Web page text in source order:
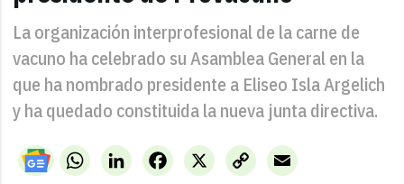
La organización interprofesional de la carne de
vacuno ha celebrado su Asamblea General en la
que ha nombrado presidente a Eliseo Isla Argelich
y ha quedado constituida la nueva junta directiva.
WhatsAppLinkedIn X
Facebook
Copy
Link
Email